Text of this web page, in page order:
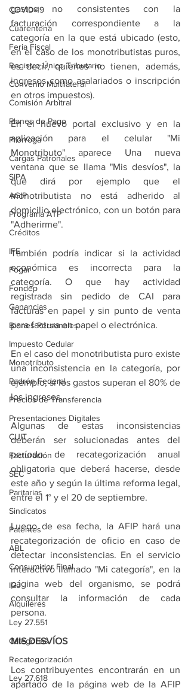
COVID-19
Cuarentena
Feria Fiscal
Registro Único Tributario
Convenio Multilateral
Comisión Arbitral
Planes de Pago
Prórroga
Cargas Patronales
SIPA
AGIP
Programa ATP
Créditos
IFE
Fogar
Fondep
Ganancias
Bienes Personales
Impuesto Cedular
Monotributo
Padrón Federal
Precios de Transferencia
Presentaciones Digitales
CUIT
Facturación
SEC
Paritarias
Sindicatos
Patentes
ABL
Consumidor Final
IGJ
Alquileres
Ley 27.551
Categorías
Recategorización
Ley 27.618
gastos no consistentes con la
facturación correspondiente a la
categoría en la que está ubicado (esto,
en el caso de los monotributistas puros,
es decir, quienes no tienen, además,
ingresos como asalariados o inscripción
en otros impuestos).
En el nuevo portal exclusivo y en la
aplicación para el celular "Mi
Monotributo" aparece Una nueva
ventana que se llama "Mis desvíos", la
que dirá por ejemplo que el
monotributista no está adherido al
domicilio electrónico, con un botón para
"Adherirme".
También podría indicar si la actividad
económica es incorrecta para la
categoría. O que hay actividad
registrada sin pedido de CAI para
facturas en papel y sin punto de venta
para factura en papel o electrónica.
En el caso del monotributista puro existe
una inconsistencia en la categoría, por
ejemplo, si los gastos superan el 80% de
los ingresos.
Algunas de estas inconsistencias
deberán ser solucionadas antes del
período de recategorización anual
obligatoria que deberá hacerse, desde
este año y según la última reforma legal,
entre el 1° y el 20 de septiembre.
Luego de esa fecha, la AFIP hará una
recategorización de oficio en caso de
detectar inconsistencias. En el servicio
interactivo llamado "Mi categoría", en la
página web del organismo, se podrá
consultar la información de cada
persona.
MIS DESVÍOS
Los contribuyentes encontrarán en un
apartado de la página web de la AFIP